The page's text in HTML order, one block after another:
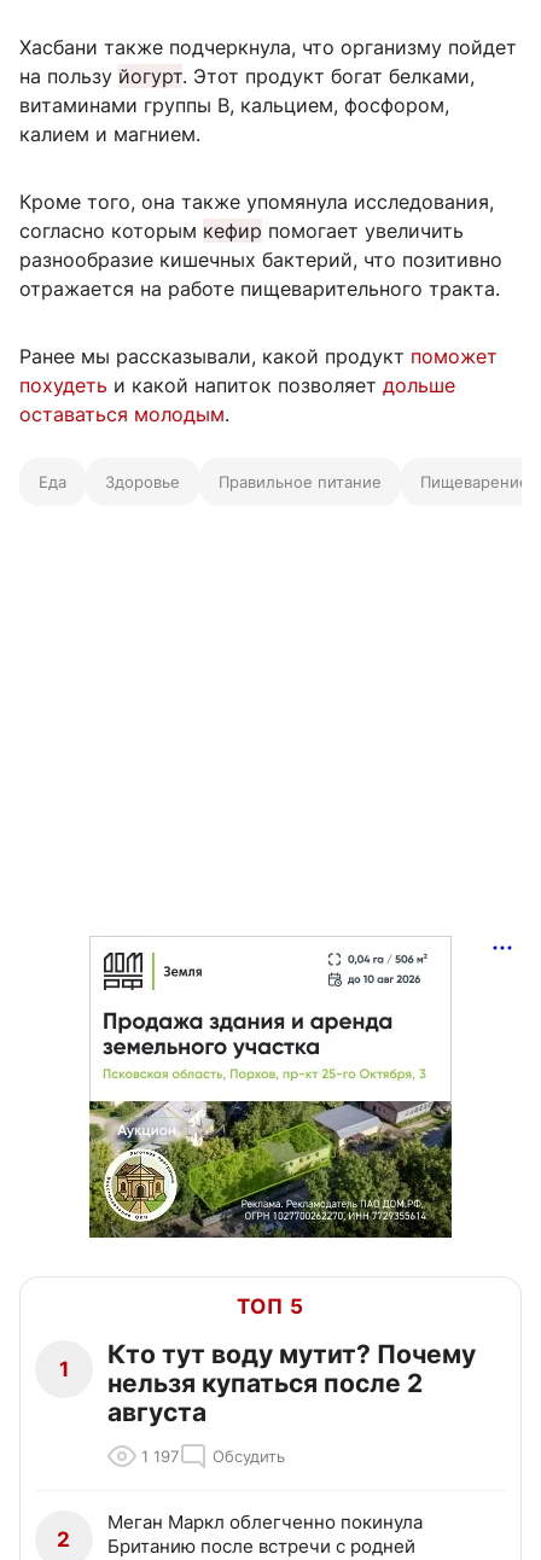
Хасбани также подчеркнула, что организму пойдет
на пользу йогурт. Этот продукт богат белками,
витаминами группы В, кальцием, фосфором,
калием и магнием.
Кроме того, она также упомянула исследования,
согласно которым кефир помогает увеличить
разнообразие кишечных бактерий, что позитивно
отражается на работе пищеварительного тракта.
Ранее мы рассказывали, какой продукт поможет
похудеть и какой напиток позволяет дольше
оставаться молодым.
Еда Здоровье Правильное питание Пищеварение
ТОП 5
1
Кто тут воду мутит? Почему
нельзя купаться после 2
августа
1 197 Обсудить
2
Меган Маркл облегченно покинула
Британию после встречи с родней